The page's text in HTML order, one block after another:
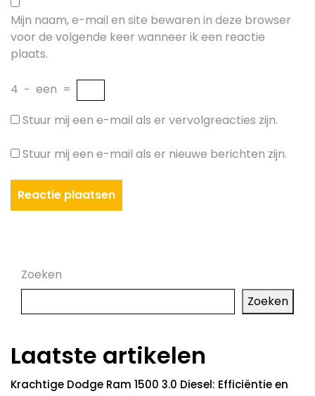
Mijn naam, e-mail en site bewaren in deze browser
voor de volgende keer wanneer ik een reactie
plaats.
4 − een =
Stuur mij een e-mail als er vervolgreacties zijn.
Stuur mij een e-mail als er nieuwe berichten zijn.
Zoeken
Zoeken
Laatste artikelen
Krachtige Dodge Ram 1500 3.0 Diesel: Efficiëntie en